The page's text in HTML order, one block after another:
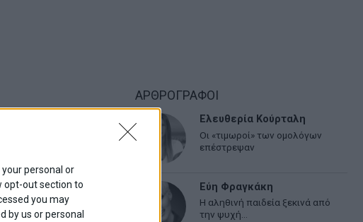
personal or
opt-out section to
you may
by us or personal
ΑΡΘΡΟΓΡΑΦΟΙ
Ελευθερία Κούρταλη
Οι «τιμωροί» των ομολόγων
επέστρεψαν
Εύη Φραγκάκη
Η αληθινή παιδεία ξεκινά από
την ψυχή…